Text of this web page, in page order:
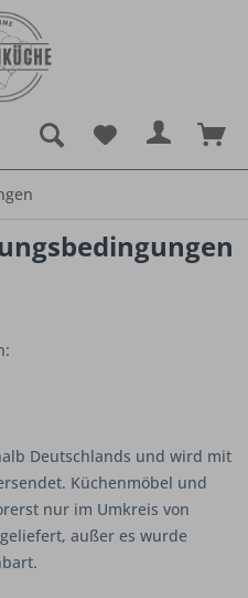
Deutschlands und wird mit
Küchenmöbel und
nur im Umkreis von
außer es wurde